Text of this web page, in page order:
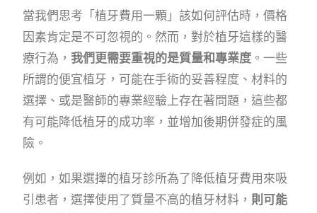
當我們思考「植牙費用一顆」該如何評估時，價格
因素肯定是不可忽視的。然而，對於植牙這樣的醫
療行為，我們更需要重視的是質量和專業度 。一些
所謂的便宜植牙，可能在手術的妥善程度、材料的
選擇、或是醫師的專業經驗上存在著問題，這些都
有可能降低植牙的成功率，並增加後期併發症的風
險。
例如，如果選擇的植牙診所為了降低植牙費用來吸
引患者，選擇使用了質量不高的植牙材料， 則可能